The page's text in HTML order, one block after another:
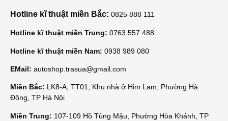
Hotline kĩ thuật miền Bắc: 0825 888 111
Hotline kĩ thuật miền Trung: 0763 557 488
Hotline kĩ thuật miền Nam: 0938 989 080
EMail: autoshop.trasua@gmail.com
Miền Bắc: LK8-A, TT01, Khu nhà ở Him Lam, Phường Hà
Đông, TP Hà Nội
Miền Trung: 107-109 Hồ Tùng Mậu, Phường Hòa Khánh, TP